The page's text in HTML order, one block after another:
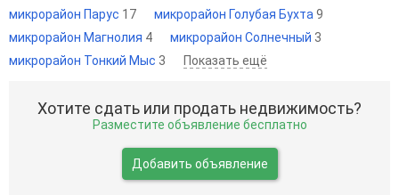
микрорайон Парус 17 микрорайон Голубая Бухта 9
микрорайон Магнолия 4 микрорайон Солнечный 3
микрорайон Тонкий Мыс 3 Показать ещё
Хотите сдать или продать недвижимость?
Разместите объявление бесплатно
Добавить объявление